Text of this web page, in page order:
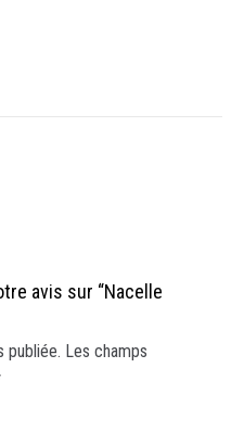
avis sur “Nacelle
publiée. Les champs